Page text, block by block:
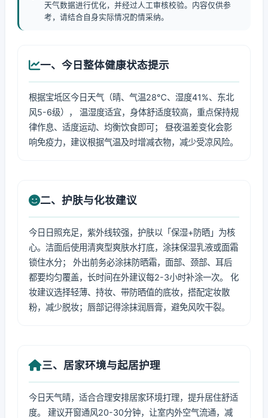
天气数据进行优化，并经过人工审核校验。内容仅供参
考，请结合自身实际情况酌情采纳。
一、今日整体健康状态提示
根据宝坻区今日天气（晴、气温28℃、湿度41%、东北
风5-6级）， 温湿度适宜，身体舒适度较高，重点保持规
律作息、适度运动、均衡饮食即可； 昼夜温差变化会影
响免疫力，建议根据气温及时增减衣物，减少受凉风险。
二、护肤与化妆建议
今日日照充足，紫外线较强，护肤以「保湿+防晒」为核
心。洁面后使用清爽型爽肤水打底，涂抹保湿乳液或面霜
锁住水分； 外出前务必涂抹防晒霜，面部、颈部、耳后
都要均匀覆盖，长时间在外建议每2-3小时补涂一次。 化
妆建议选择轻薄、持妆、带防晒值的底妆，搭配定妆散
粉，减少脱妆；唇部记得涂抹润唇膏，避免风吹干裂。
三、居家环境与起居护理
今日天气晴，适合合理安排居家环境打理，提升居住舒适
度。 建议开窗通风20-30分钟，让室内外空气流通，减